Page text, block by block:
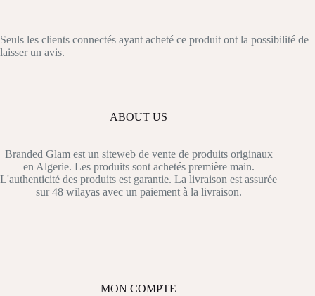
Seuls les clients connectés ayant acheté ce produit ont la possibilité de
laisser un avis.
ABOUT US
Branded Glam est un siteweb de vente de produits originaux
en Algerie. Les produits sont achetés première main.
L'authenticité des produits est garantie. La livraison est assurée
sur 48 wilayas avec un paiement à la livraison.
MON COMPTE